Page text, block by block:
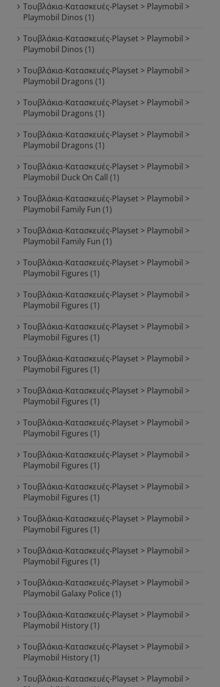
Τουβλάκια-Κατασκευές-Playset > Playmobil >
Playmobil Dinos (1)
Τουβλάκια-Κατασκευές-Playset > Playmobil >
Playmobil Dinos (1)
Τουβλάκια-Κατασκευές-Playset > Playmobil >
Playmobil Dragons (1)
Τουβλάκια-Κατασκευές-Playset > Playmobil >
Playmobil Dragons (1)
Τουβλάκια-Κατασκευές-Playset > Playmobil >
Playmobil Dragons (1)
Τουβλάκια-Κατασκευές-Playset > Playmobil >
Playmobil Duck On Call (1)
Τουβλάκια-Κατασκευές-Playset > Playmobil >
Playmobil Family Fun (1)
Τουβλάκια-Κατασκευές-Playset > Playmobil >
Playmobil Family Fun (1)
Τουβλάκια-Κατασκευές-Playset > Playmobil >
Playmobil Figures (1)
Τουβλάκια-Κατασκευές-Playset > Playmobil >
Playmobil Figures (1)
Τουβλάκια-Κατασκευές-Playset > Playmobil >
Playmobil Figures (1)
Τουβλάκια-Κατασκευές-Playset > Playmobil >
Playmobil Figures (1)
Τουβλάκια-Κατασκευές-Playset > Playmobil >
Playmobil Figures (1)
Τουβλάκια-Κατασκευές-Playset > Playmobil >
Playmobil Figures (1)
Τουβλάκια-Κατασκευές-Playset > Playmobil >
Playmobil Figures (1)
Τουβλάκια-Κατασκευές-Playset > Playmobil >
Playmobil Figures (1)
Τουβλάκια-Κατασκευές-Playset > Playmobil >
Playmobil Figures (1)
Τουβλάκια-Κατασκευές-Playset > Playmobil >
Playmobil Figures (1)
Τουβλάκια-Κατασκευές-Playset > Playmobil >
Playmobil Galaxy Police (1)
Τουβλάκια-Κατασκευές-Playset > Playmobil >
Playmobil History(1)
Τουβλάκια-Κατασκευές-Playset > Playmobil >
Playmobil History(1)
Τουβλάκια-Κατασκευές-Playset > Playmobil >